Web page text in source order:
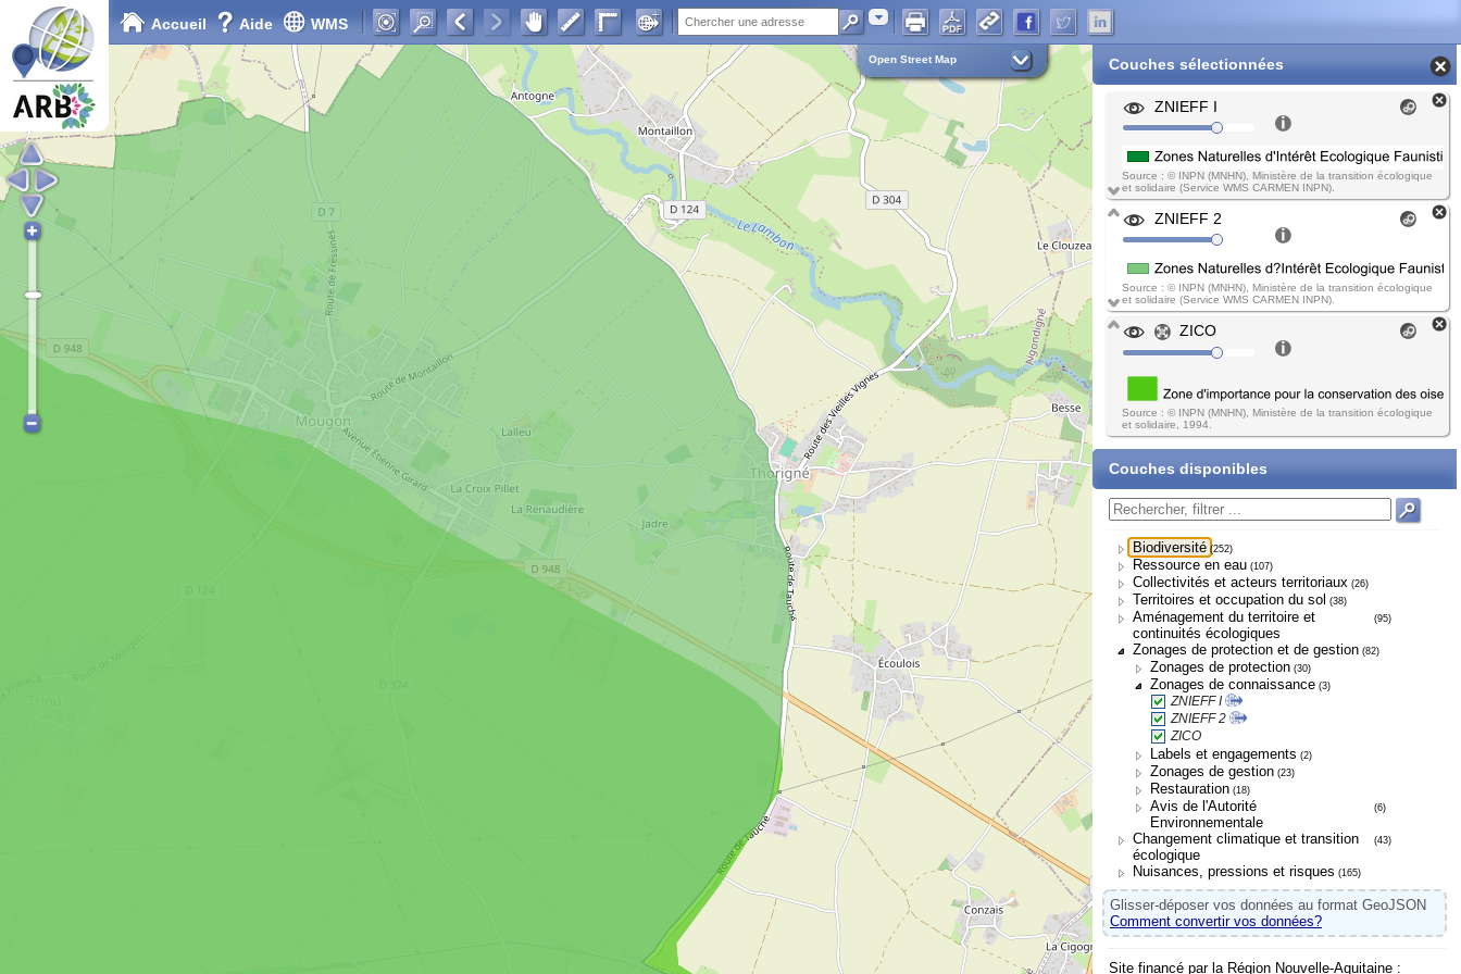
Accueil Aide WMS Adresse
Open Street Map Couches sélectionnées
ZNIEFF I
Source : © INPN (MNHN), Ministère de la transition écologique
et solidaire (Service WMS CARMEN INPN).
ZNIEFF 2
Source : © INPN (MNHN), Ministère de la transition écologique
et solidaire (Service WMS CARMEN INPN).
ZICO
Source : © INPN (MNHN), Ministère de la transition écologique
et solidaire, 1994.
Couches disponibles
Biodiversité (252)
Ressource en eau (107)
Collectivités et acteurs territoriaux (26)
Territoires et occupation du sol (38)
Aménagement du territoire et
continuités écologiques
(95)
Zonages de protection et de gestion (82)
Zonages de protection (30)
Zonages de connaissance (3)
ZNIEFF I
ZNIEFF 2
ZICO
Labels et engagements (2)
Zonages de gestion (23)
Restauration (18)
Avis de l'Autorité
Environnementale
(6)
Changement climatique et transition
écologique
(43)
Nuisances, pressions et risques (165)
Glisser-déposer vos données au format GeoJSON
Comment convertir vos données?
Site financé par la Région Nouvelle-Aquitaine :